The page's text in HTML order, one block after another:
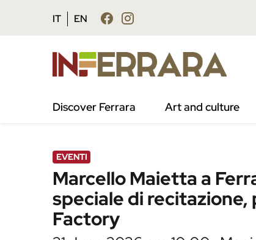
Vai al contenuto principale
Vai al footer
IT EN
Discover Ferrara Art and culture
/ Agenda / Marcello Maietta a Ferrara
EVENTI
Marcello Maietta a
speciale di recitazione,
Factory